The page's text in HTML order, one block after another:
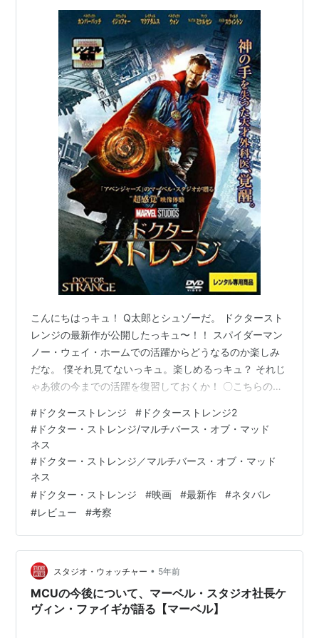
こんにちはっキュ！ Q太郎とシュゾーだ。 ドクタースト
レンジの最新作が公開したっキュ〜！！ スパイダーマン
ノー・ウェイ・ホームでの活躍からどうなるのか楽しみ
だな。 僕それ見てないっキュ。楽しめるっキュ？ それじ
ゃあ彼の今までの活躍を復習しておくか！ 〇こちらの記
リーズを見たいけれど、過去作の知識がない方 「ドクタ
ー・ストレンジ／マルチバース・オブ・マッドネス」の
レビューを見たい人 ドクターストレンジ2の考察につい
ての記事に関心がある方 １．「ドクター・ストレンジ／
マルチバース・オブ・マッドネス」のあらすじについて
知りたい！ ２．ドクタースト…
# ドクターストレンジ # ドクターストレンジ2
# ドクター・ストレンジ/マルチバース・オブ・マッド
ネス
# ドクター・ストレンジ／マルチバース・オブ・マッド
ネス
# ドクター・ストレンジ #映画 #最新作 #ネタバレ
#レビュー #考察
スタジオ・ウォッチャー • 5年前
MCUの今後について、マーベル・スタジオ社長ケ
ヴィン・ファイギが語る【マーベル】